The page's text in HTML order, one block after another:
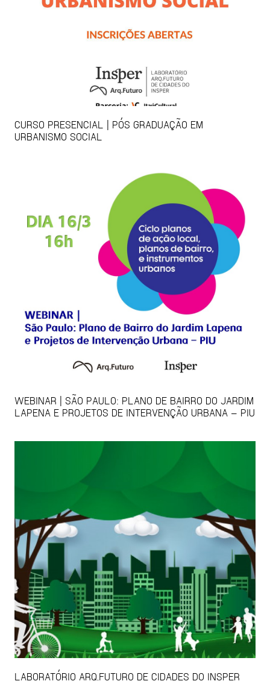
CURSO PRESENCIAL | PÓS GRADUAÇÃO EM
URBANISMO SOCIAL
WEBINAR | SÃO PAULO: PLANO DE BAIRRO DO JARDIM
LAPENA E PROJETOS DE INTERVENÇÃO URBANA – PIU
LABORATÓRIO ARQ.FUTURO DE CIDADES DO INSPER